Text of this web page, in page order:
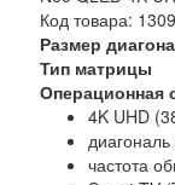
Код товара:
Размер
Тип матрицы
Операционная
4K UHD
частота